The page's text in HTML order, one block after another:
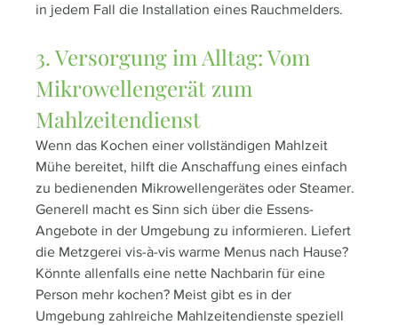
in jedem Fall die Installation eines Rauchmelders.
3. Versorgung im Alltag: Vom
Mikrowellengerät zum
Mahlzeitendienst
Wenn das Kochen einer vollständigen Mahlzeit
Mühe bereitet, hilft die Anschaffung eines einfach
zu bedienenden Mikrowellengerätes oder Steamer.
Generell macht es Sinn sich über die Essens-
Angebote in der Umgebung zu informieren. Liefert
die Metzgerei vis-à-vis warme Menus nach Hause?
Könnte allenfalls eine nette Nachbarin für eine
Person mehr kochen? Meist gibt es in der
Umgebung zahlreiche Mahlzeitendienste speziell